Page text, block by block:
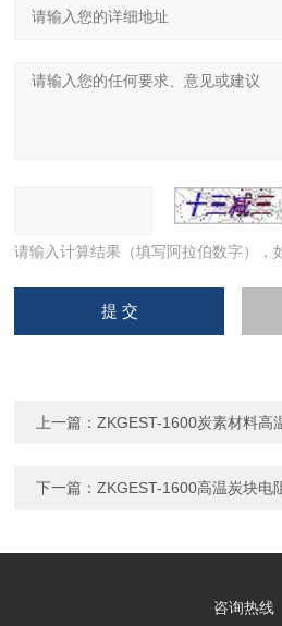
请输入计算结果（填写阿拉伯数字），
上一篇：ZKGEST-1600炭素材料高
下一篇：ZKGEST-1600高温炭块电
咨询热线